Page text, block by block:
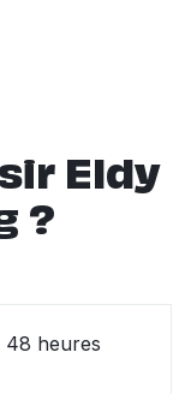
Eldy
?
48 heures